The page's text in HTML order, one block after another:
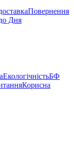
Повернення
Дня
ЕкологічністьБФ
Корисна